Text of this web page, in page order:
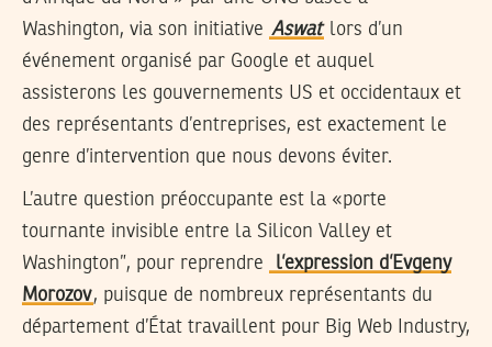
Washington, via son initiative Aswatlors d’un
événement organisé par Google et auquel
assisterons les gouvernements US et occidentaux et
des représentants d’entreprises, est exactement le
genre d’intervention que nous devons éviter.
L’autre question préoccupante est la «porte
tournante invisible entre la Silicon Valley et
Washington”, pour reprendre
l’expression d’Evgeny
Morozov, puisque de nombreux représentants du
département d’État travaillent pour Big Web Industry,